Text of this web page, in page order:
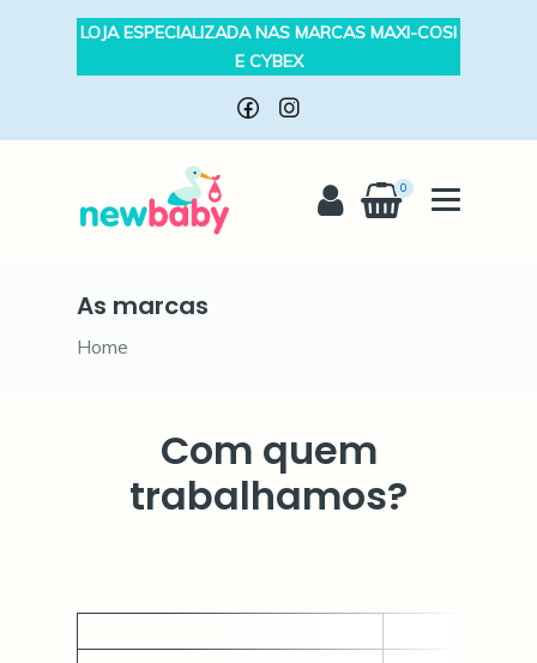
LOJA ESPECIALIZADA NAS MARCAS MAXI-COSI
E CYBEX
0
As marcas
Home
Com quem
trabalhamos?